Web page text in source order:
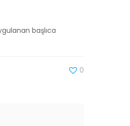
başlıca
0